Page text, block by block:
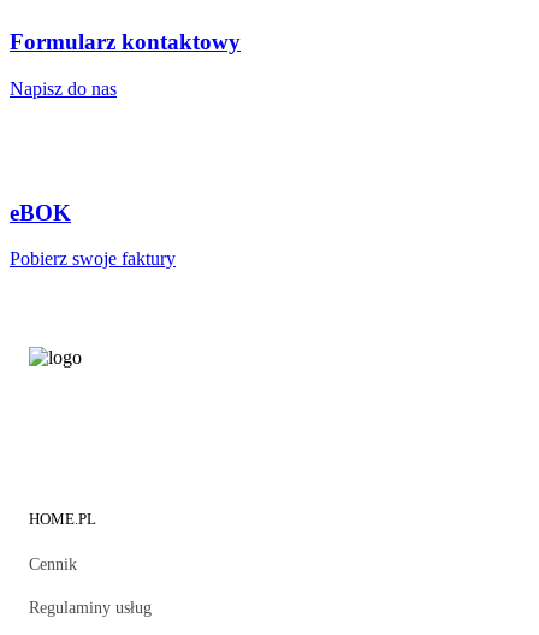
Formularz kontaktowy
Napisz do nas
eBOK
Pobierz swoje faktury
HOME.PL
Cennik
Regulaminy usług